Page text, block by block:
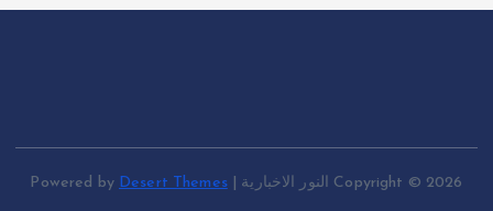
Copyright © 2026 النور الاخبارية | Powered by Desert Themes